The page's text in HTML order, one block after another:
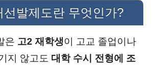
선발제도란 무엇인가?
은 고2 재학생이 고교 졸업이나
지 않고도 대학 수시 전형에 조